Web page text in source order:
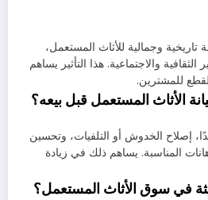
وجمالية للأثاث المستعمل،
والاجتماعية. هذا التأثير يساهم
للمشترين.
الأثاث المستعمل قبل بيعه؟
إصلاح الخدوش أو التلفيات، وتحسين
المناسبة. يساهم ذلك في زيادة
في سوق الأثاث المستعمل؟